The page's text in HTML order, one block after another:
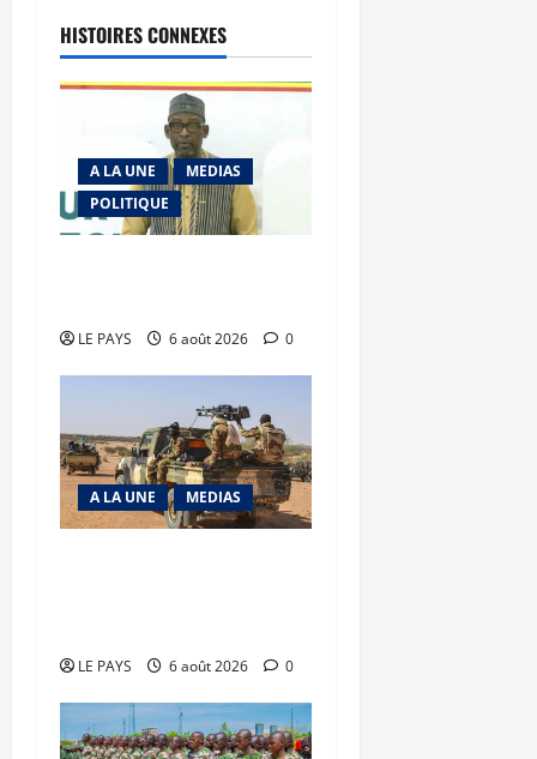
HISTOIRES CONNEXES
A LA UNE
MEDIAS
POLITIQUE
LE PAYS 6 août 2026 0
A LA UNE MEDIAS
LE PAYS 6 août 2026 0